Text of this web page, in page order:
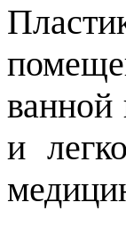
ванной
и